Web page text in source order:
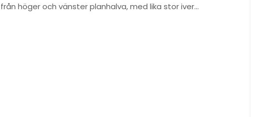
från höger och vänster planhalva, med lika stor iver…